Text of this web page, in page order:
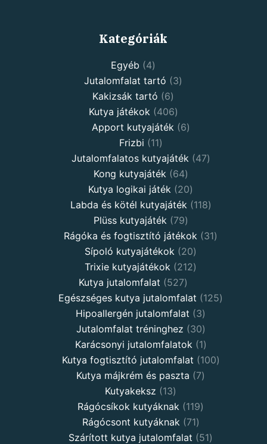
Kategóriák
Egyéb
4
Jutalomfalat tartó
3
Kakizsák tartó
6
Kutya játékok
406
Apport kutyajáték
6
Frizbi
11
Jutalomfalatos kutyajáték
47
Kong kutyajáték
64
Kutya logikai játék
20
Labda és kötél kutyajáték
118
Plüss kutyajáték
79
Rágóka és fogtisztító játékok
31
Sípoló kutyajátékok
20
Trixie kutyajátékok
212
Kutya jutalomfalat
527
Egészséges kutya jutalomfalat
125
Hipoallergén jutalomfalat
3
Jutalomfalat tréninghez
30
Karácsonyi jutalomfalatok
1
Kutya fogtisztító jutalomfalat
100
Kutya májkrém és paszta
7
Kutyakeksz
13
Rágócsíkok kutyáknak
119
Rágócsont kutyáknak
71
Szárított kutya jutalomfalat
51